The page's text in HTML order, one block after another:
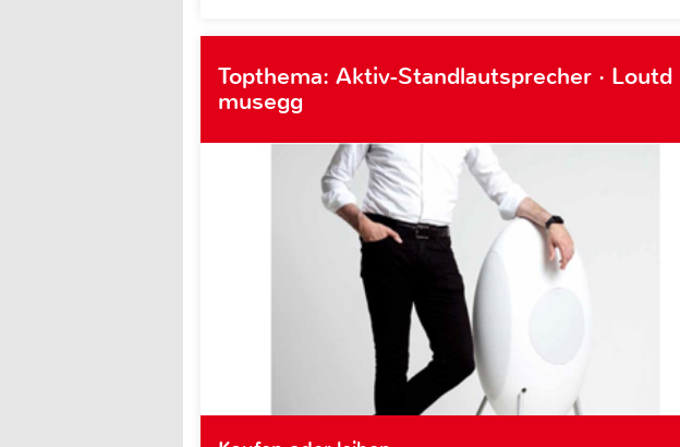
Topthema: Aktiv-Standlautsprecher · Loutd
musegg